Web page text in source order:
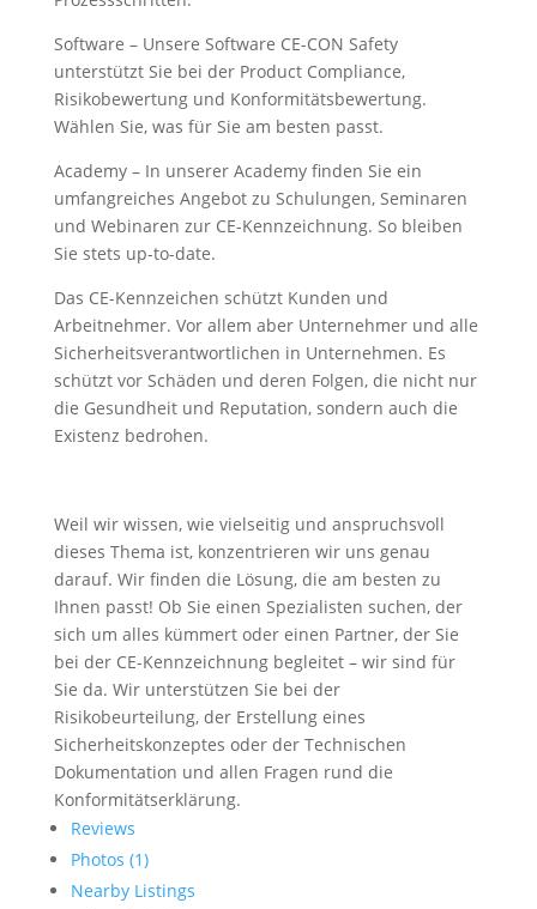
Software – Unsere Software CE-CON Safety
unterstützt Sie bei der Product Compliance,
Risikobewertung und Konformitätsbewertung.
Wählen Sie, was für Sie am besten passt.
Academy – In unserer Academy finden Sie ein
umfangreiches Angebot zu Schulungen, Seminaren
und Webinaren zur CE-Kennzeichnung. So bleiben
Sie stets up-to-date.
Das CE-Kennzeichen schützt Kunden und
Arbeitnehmer. Vor allem aber Unternehmer und alle
Sicherheitsverantwortlichen in Unternehmen. Es
schützt vor Schäden und deren Folgen, die nicht nur
die Gesundheit und Reputation, sondern auch die
Existenz bedrohen.
Weil wir wissen, wie vielseitig und anspruchsvoll
dieses Thema ist, konzentrieren wir uns genau
darauf. Wir finden die Lösung, die am besten zu
Ihnen passt! Ob Sie einen Spezialisten suchen, der
sich um alles kümmert oder einen Partner, der Sie
bei der CE-Kennzeichnung begleitet – wir sind für
Sie da. Wir unterstützen Sie bei der
Risikobeurteilung, der Erstellung eines
Sicherheitskonzeptes oder der Technischen
Dokumentation und allen Fragen rund die
Konformitätserklärung.
Reviews
Photos (1)
Nearby Listings